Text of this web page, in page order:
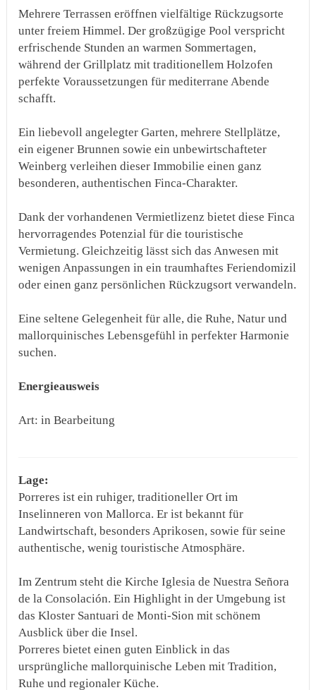
Mehrere Terrassen eröffnen vielfältige Rückzugsorte
unter freiem Himmel. Der großzügige Pool verspricht
erfrischende Stunden an warmen Sommertagen,
während der Grillplatz mit traditionellem Holzofen
perfekte Voraussetzungen für mediterrane Abende
schafft.
Ein liebevoll angelegter Garten, mehrere Stellplätze,
ein eigener Brunnen sowie ein unbewirtschafteter
Weinberg verleihen dieser Immobilie einen ganz
besonderen, authentischen Finca-Charakter.
Dank der vorhandenen Vermietlizenz bietet diese Finca
hervorragendes Potenzial für die touristische
Vermietung. Gleichzeitig lässt sich das Anwesen mit
wenigen Anpassungen in ein traumhaftes Feriendomizil
oder einen ganz persönlichen Rückzugsort verwandeln.
Eine seltene Gelegenheit für alle, die Ruhe, Natur und
mallorquinisches Lebensgefühl in perfekter Harmonie
suchen.
Energieausweis
Art: in Bearbeitung
Lage:
Porreres ist ein ruhiger, traditioneller Ort im
Inselinneren von Mallorca. Er ist bekannt für
Landwirtschaft, besonders Aprikosen, sowie für seine
authentische, wenig touristische Atmosphäre.
Im Zentrum steht die Kirche Iglesia de Nuestra Señora
de la Consolación. Ein Highlight in der Umgebung ist
das Kloster Santuari de Monti-Sion mit schönem
Ausblick über die Insel.
Porreres bietet einen guten Einblick in das
ursprüngliche mallorquinische Leben mit Tradition,
Ruhe und regionaler Küche.